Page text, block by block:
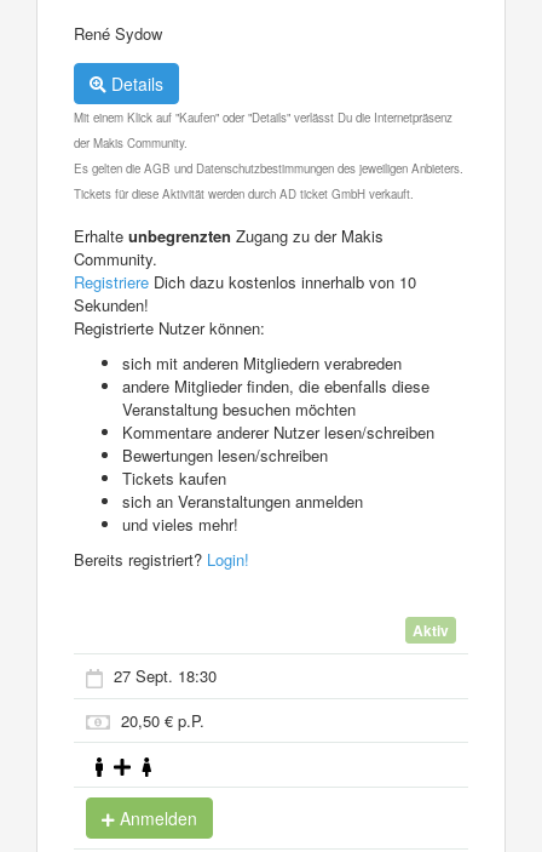
René Sydow
Details
Mit einem Klick auf "Kaufen" oder "Details" verlässt Du die Internetpräsenz
der Makis Community.
Es gelten die AGB und Datenschutzbestimmungen des jeweiligen Anbieters.
Tickets für diese Aktivität werden durch AD ticket GmbH verkauft.
Erhalte unbegrenzten Zugang zu der Makis
Community.
Registriere Dich dazu kostenlos innerhalb von 10
Sekunden!
Registrierte Nutzer können:
sich mit anderen Mitgliedern verabreden
andere Mitglieder finden, die ebenfalls diese
Veranstaltung besuchen möchten
Kommentare anderer Nutzer lesen/schreiben
Bewertungen lesen/schreiben
Tickets kaufen
sich an Veranstaltungen anmelden
und vieles mehr!
Bereits registriert? Login!
Aktiv
27 Sept. 18:30
20,50 € p.P.
Anmelden